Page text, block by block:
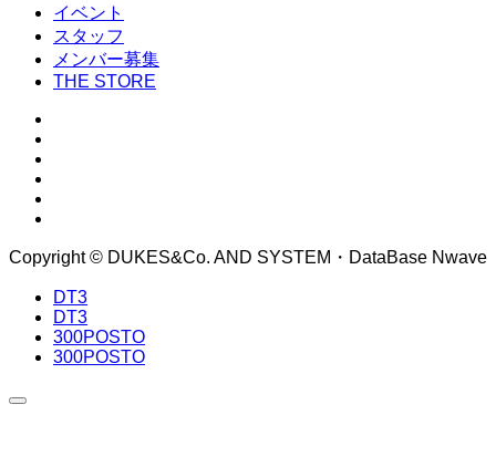
イベント
スタッフ
メンバー募集
THE STORE
Copyright © DUKES&Co. AND SYSTEM・DataBase Nwave
DT3
DT3
300POSTO
300POSTO